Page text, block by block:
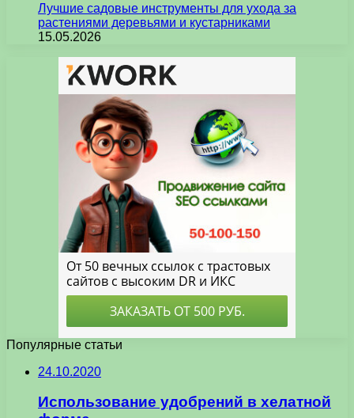
Лучшие садовые инструменты для ухода за
растениями деревьями и кустарниками
15.05.2026
Популярные статьи
24.10.2020
Использование удобрений в хелатной